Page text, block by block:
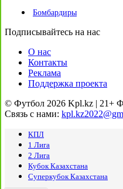
Бомбардиры
Подписывайтесь на нас
О нас
Контакты
Реклама
Поддержка проекта
© Футбол 2026 Kpl.kz | 21+
Связь с нами:
КПЛ
1 Лига
2 Лига
Кубок Казахстана
Суперкубок Казахстана